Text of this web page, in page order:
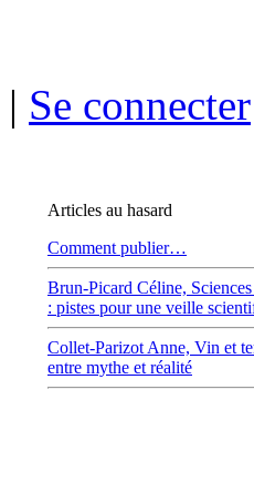
| Se connecter
Articles au hasard
Comment publier…
Brun-Picard Céline,
: pistes pour une veille
Collet-Parizot Anne, Vin et
entre mythe et réalité